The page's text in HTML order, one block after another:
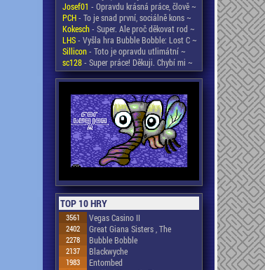
Josef01 - Opravdu krásná práce, člově ~
PCH- To je snad první, sociálně kons ~
Kokesch- Super. Ale proč děkovat rod ~
LHS- Vyšla hra Bubble Bobble: Lost C ~
Sillicon- Toto je opravdu utlimátní ~
sc128- Super práce! Děkuji. Chybí mi ~
TOP 10 HRY
3561 Vegas Casino II
2402 Great Giana Sisters , The
2278 Bubble Bobble
2137 Blackwyche
1983 Entombed